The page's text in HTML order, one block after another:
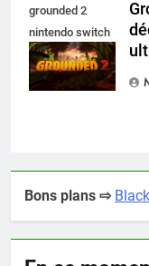
grounded 2
nintendo switch
2
Bons plans ⇨